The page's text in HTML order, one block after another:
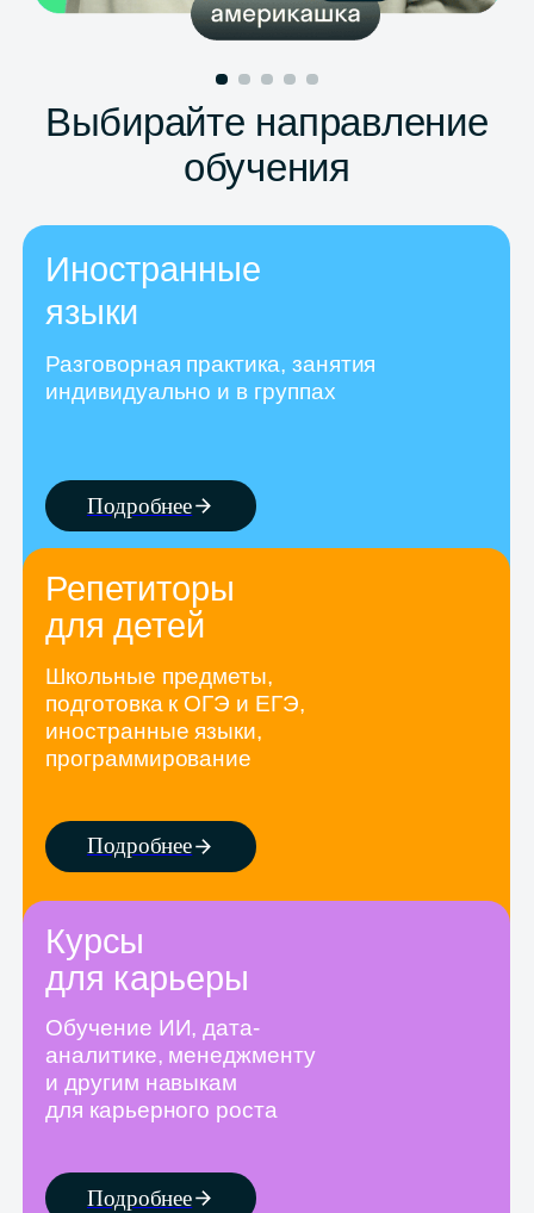
Подробнее
языки
Разговорная практика, занятия
индивидуально и в группах
Подробнее
Репетиторы
для детей
Школьные предметы,
программирование
Подробнее
Курсы
Обучение ИИ, дата-
аналитике, менеджменту
и другим навыкам
для карьерного роста
Достигайте результата
быстрее с помощью
нашей экосистемы